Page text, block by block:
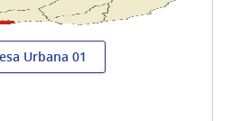
Urbana 01